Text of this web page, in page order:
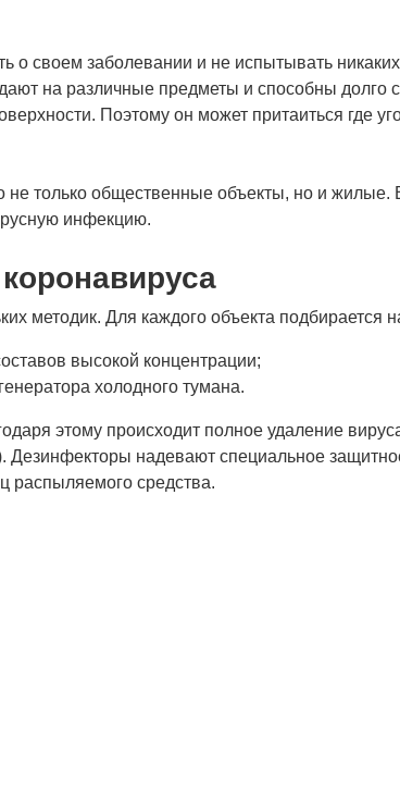
своем заболевании и не испытывать
на различные предметы и способны долго
Поэтому он может притаиться где
только общественные объекты, но и жилые.
инфекцию.
методик. Для каждого объекта подбирается
высокой концентрации;
холодного тумана.
этому происходит полное удаление
Дезинфекторы надевают специальное
распыляемого средства.